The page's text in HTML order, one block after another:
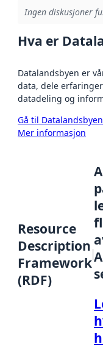
Ingen diskusjoner
Hva er
Datalandsbyen er
data, dele
datadeling og
Gå til Datalandsbyen
Mer informasjon
Resource
Description
Framework
(RDF)